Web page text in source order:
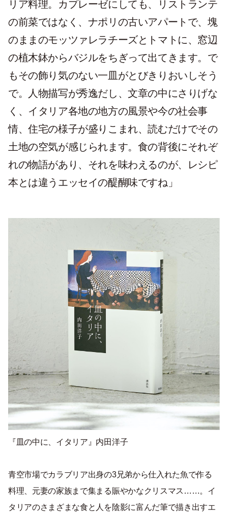
リア料理。カプレーゼにしても、リストランテ
の前菜ではなく、ナポリの古いアパートで、塊
のままのモッツァレラチーズとトマトに、窓辺
の植木鉢からバジルをちぎって出てきます。で
もその飾り気のない一皿がとびきりおいしそう
で。人物描写が秀逸だし、文章の中にさりげな
く、イタリア各地の地方の風景や今の社会事
情、住宅の様子が盛りこまれ、読むだけでその
土地の空気が感じられます。食の背後にそれぞ
れの物語があり、それを味わえるのが、レシピ
本とは違うエッセイの醍醐味ですね」
『皿の中に、イタリア』内田洋子
青空市場でカラブリア出身の3兄弟から仕入れた魚で作る
料理、元妻の家族まで集まる賑やかなクリスマス……。イ
タリアのさまざまな食と人を陰影に富んだ筆で描き出すエ